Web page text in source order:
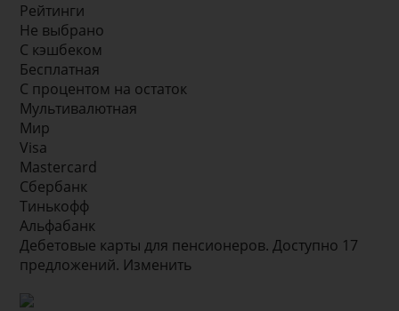
Рейтинги
Не выбрано
С кэшбеком
Бесплатная
С процентом на остаток
Мультивалютная
Мир
Visa
Mastercard
Сбербанк
Тинькофф
Альфабанк
Дебетовые карты для пенсионеров. Доступно 17
предложений. Изменить